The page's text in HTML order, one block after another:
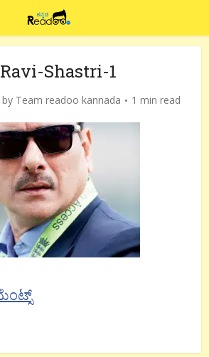
Shastri-1
by Team readoo kannada 1 min read